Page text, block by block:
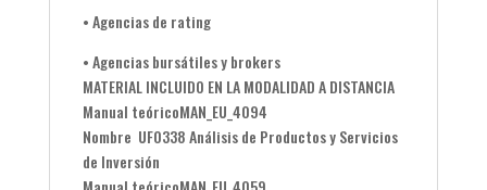
• Agencias de rating
• Agencias bursátiles y brokers
MATERIAL INCLUIDO EN LA MODALIDAD A DISTANCIA
Manual teóricoMAN_EU_4094
Nombre UF0338 Análisis de Productos y Servicios
de Inversión